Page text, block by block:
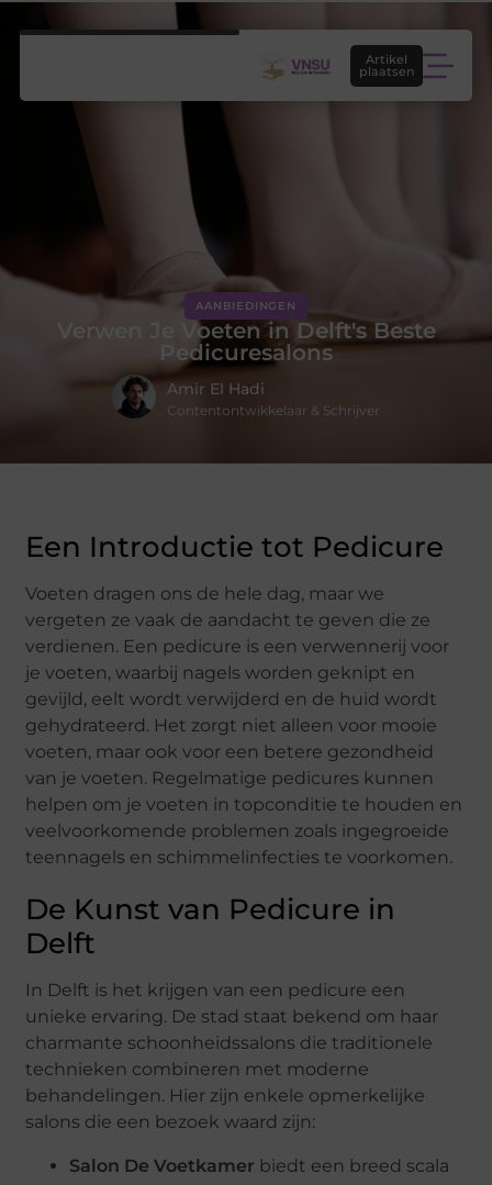
Artikel
plaatsen
AANBIEDINGEN
Verwen Je Voeten in Delft's Beste
Pedicuresalons
Amir El Hadi
Contentontwikkelaar & Schrijver
Een Introductie tot Pedicure
Voeten dragen ons de hele dag, maar we
vergeten ze vaak de aandacht te geven die ze
verdienen. Een pedicure is een verwennerij voor
je voeten, waarbij nagels worden geknipt en
gevijld, eelt wordt verwijderd en de huid wordt
gehydrateerd. Het zorgt niet alleen voor mooie
voeten, maar ook voor een betere gezondheid
van je voeten. Regelmatige pedicures kunnen
helpen om je voeten in topconditie te houden en
veelvoorkomende problemen zoals ingegroeide
teennagels en schimmelinfecties te voorkomen.
De Kunst van Pedicure in
Delft
In Delft is het krijgen van een pedicure een
unieke ervaring. De stad staat bekend om haar
charmante schoonheidssalons die traditionele
technieken combineren met moderne
behandelingen. Hier zijn enkele opmerkelijke
salons die een bezoek waard zijn:
Salon De Voetkamer biedt een breed scala